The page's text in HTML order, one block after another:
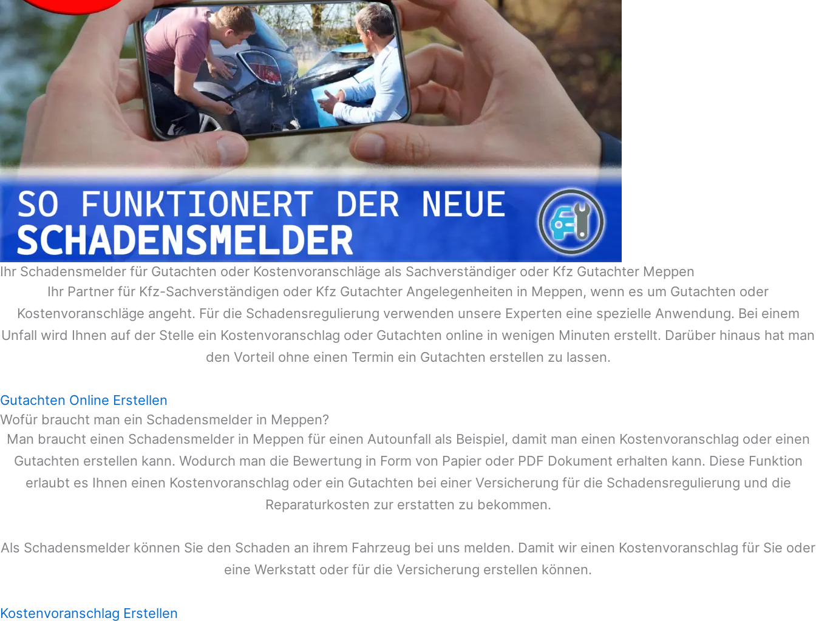
Ihr Schadensmelder für Gutachten oder Kostenvoranschläge als Sachverständiger oder Kfz Gutachter Meppen
Ihr Partner für Kfz-Sachverständigen oder Kfz Gutachter Angelegenheiten in Meppen, wenn es um Gutachten oder
Kostenvoranschläge angeht. Für die Schadensregulierung verwenden unsere Experten eine spezielle Anwendung. Bei einem
Unfall wird Ihnen auf der Stelle ein Kostenvoranschlag oder Gutachten online in wenigen Minuten erstellt. Darüber hinaus hat man
den Vorteil ohne einen Termin ein Gutachten erstellen zu lassen.
Gutachten Online Erstellen
Wofür braucht man ein Schadensmelder in Meppen?
Man braucht einen Schadensmelder in Meppen für einen Autounfall als Beispiel, damit man einen Kostenvoranschlag oder einen
Gutachten erstellen kann. Wodurch man die Bewertung in Form von Papier oder PDF Dokument erhalten kann. Diese Funktion
erlaubt es Ihnen einen Kostenvoranschlag oder ein Gutachten bei einer Versicherung für die Schadensregulierung und die
Reparaturkosten zur erstatten zu bekommen.
Als Schadensmelder können Sie den Schaden an ihrem Fahrzeug bei uns melden. Damit wir einen Kostenvoranschlag für Sie oder
eine Werkstatt oder für die Versicherung erstellen können.
Kostenvoranschlag Erstellen